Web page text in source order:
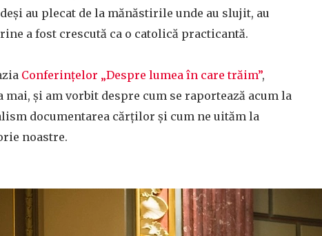
au plecat de la mănăstirile unde au slujit, au
a fost crescută ca o catolică practicantă.
Conferințelor „Despre lumea în care trăim”,
și am vorbit despre cum se raportează acum la
documentarea cărților și cum ne uităm la
noastre.